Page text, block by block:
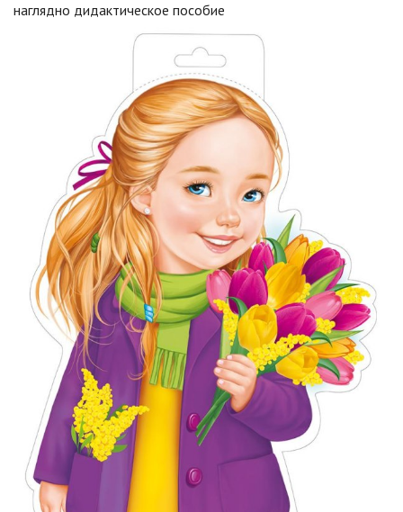
наглядно дидактическое пособие